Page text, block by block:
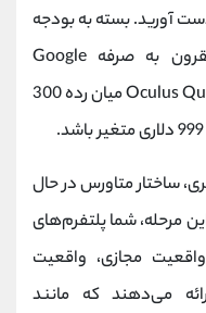
آورید. بسته به بودجه
شما، این می تواند از هدست مقرون به صرفه Google
Cardboard ده دلاری تا هدست Oculus Quest 2 میان رده 300
ساختار متاورس در حال
مرحله، شما پلتفرم‌های
مجازی، واقعیت
می‌دهند که مانند